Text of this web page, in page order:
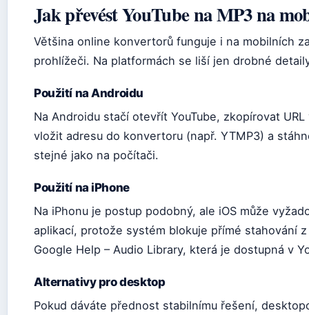
Jak převést YouTube na MP3 na
Většina online konvertorů funguje i na mobilních
prohlížeči. Na platformách se liší jen drobné
Použití na Androidu
Na Androidu stačí otevřít YouTube, zkopírovat
vložit adresu do konvertoru (např. YTMP3) a
stejné jako na počítači.
Použití na iPhone
Na iPhonu je postup podobný, ale iOS může
aplikací, protože systém blokuje přímé stahování
Google Help – Audio Library, která je dostupná v
Alternativy pro desktop
Pokud dáváte přednost stabilnímu řešení,